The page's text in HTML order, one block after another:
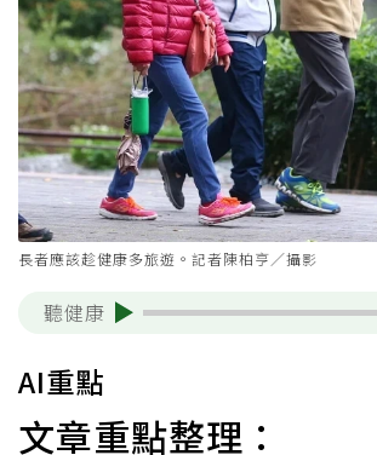
長者應該趁健康多旅遊。記者陳柏亨／攝影
聽健康
AI重點
文章重點整理：